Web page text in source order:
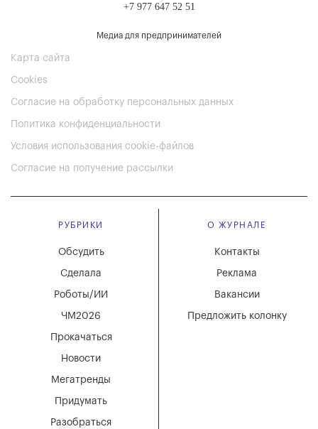
+7 977 647 52 51
Медиа для предпринимателей
Карта сайта
Cookies
Согласие на обработку персональных данных
Политика конфиденциальности
Условия использования cookie-файлов
Согласие на получение рассылки
РУБРИКИ
Мегатренды
Придумать
Разобраться
Новости
Обсудить
Сделала
Роботы/ИИ
ЧМ2026
Прокачаться
О ЖУРНАЛЕ
Вакансии
Реклама
Контакты
Предложить колонку